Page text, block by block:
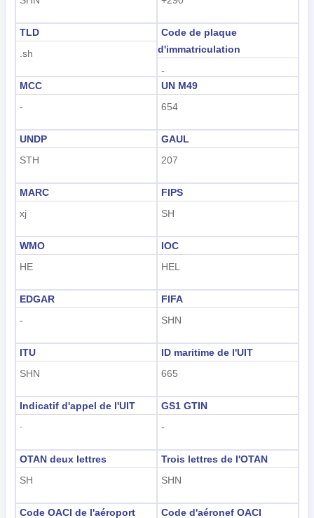
TLD
.sh
Code de plaque
d'immatriculation
-
MCC
-
UN M49
654
UNDP
STH
GAUL
207
MARC
xj
FIPS
SH
WMO
HE
IOC
HEL
EDGAR
-
FIFA
SHN
ITU
SHN
ID maritime de l'UIT
665
Indicatif d'appel de l'UIT
-
GS1 GTIN
-
OTAN deux lettres
SH
Trois lettres de l'OTAN
SHN
Code OACI de l'aéroport
Code d'aéronef OACI